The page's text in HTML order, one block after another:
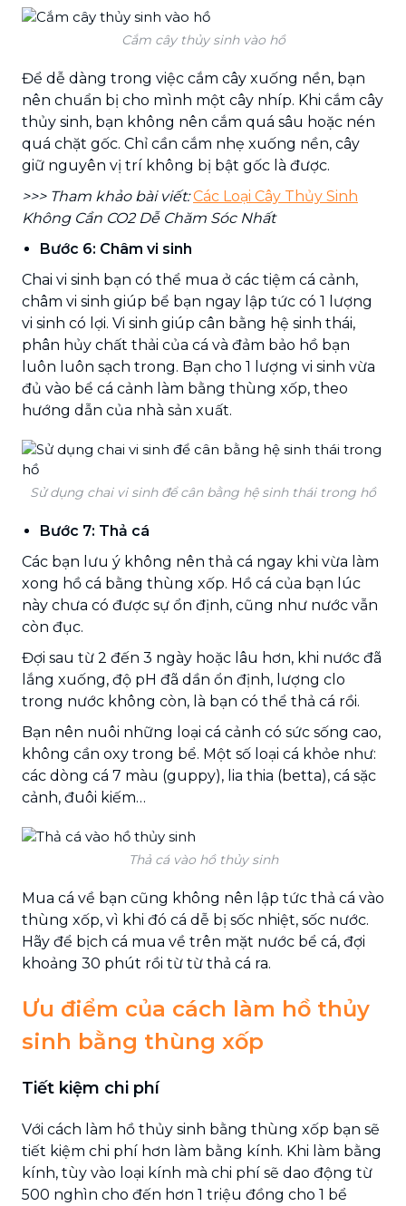
Cắm cây thủy sinh vào hồ
Để dễ dàng trong việc cắm cây xuống nền, bạn
nên chuẩn bị cho mình một cây nhíp. Khi cắm cây
thủy sinh, bạn không nên cắm quá sâu hoặc nén
quá chặt gốc. Chỉ cần cắm nhẹ xuống nền, cây
giữ nguyên vị trí không bị bật gốc là được.
>>> Tham khảo bài viết:Các Loại Cây Thủy Sinh
Không Cần CO2 Dễ Chăm Sóc Nhất
Bước 6: Châm vi sinh
Chai vi sinh bạn có thể mua ở các tiệm cá cảnh,
châm vi sinh giúp bể bạn ngay lập tức có 1 lượng
vi sinh có lợi. Vi sinh giúp cân bằng hệ sinh thái,
phân hủy chất thải của cá và đảm bảo hồ bạn
luôn luôn sạch trong. Bạn cho 1 lượng vi sinh vừa
đủ vào bể cá cảnh làm bằng thùng xốp, theo
hướng dẫn của nhà sản xuất.
Sử dụng chai vi sinh để cân bằng hệ sinh thái trong hồ
Bước 7: Thả cá
Các bạn lưu ý không nên thả cá ngay khi vừa làm
xong hồ cá bằng thùng xốp. Hồ cá của bạn lúc
này chưa có được sự ổn định, cũng như nước vẫn
còn đục.
Đợi sau từ 2 đến 3 ngày hoặc lâu hơn, khi nước đã
lắng xuống, độ pH đã dần ổn định, lượng clo
trong nước không còn, là bạn có thể thả cá rồi.
Bạn nên nuôi những loại cá cảnh có sức sống cao,
không cần oxy trong bể. Một số loại cá khỏe như:
các dòng cá 7 màu (guppy), lia thia (betta), cá sặc
cảnh, đuôi kiếm…
Thả cá vào hồ thủy sinh
Mua cá về bạn cũng không nên lập tức thả cá vào
thùng xốp, vì khi đó cá dễ bị sốc nhiệt, sốc nước.
Hãy để bịch cá mua về trên mặt nước bể cá, đợi
khoảng 30 phút rồi từ từ thả cá ra.
Ưu điểm của cách làm hồ thủy
sinh bằng thùng xốp
Tiết kiệm chi phí
Với cách làm hồ thủy sinh bằng thùng xốp bạn sẽ
tiết kiệm chi phí hơn làm bằng kính. Khi làm bằng
kính, tùy vào loại kính mà chi phí sẽ dao động từ
500 nghìn cho đến hơn 1 triệu đồng cho 1 bể